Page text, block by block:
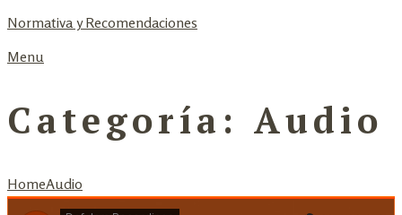
Normativa y Recomendaciones
Menu
Categoría: Audio
HomeAudio